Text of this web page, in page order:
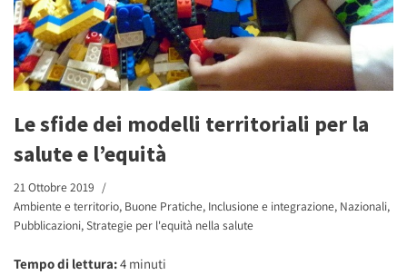
Le sfide dei modelli territoriali per la
salute e l’equità
21 Ottobre 2019
Ambiente e territorio, Buone Pratiche, Inclusione e integrazione, Nazionali,
Pubblicazioni, Strategie per l'equità nella salute
Tempo di lettura:4 minuti